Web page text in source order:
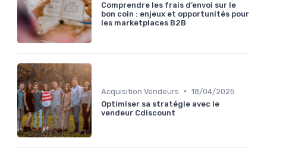
Comprendre les frais d’envoi sur le
bon coin : enjeux et opportunités pour
les marketplaces B2B
Acquisition Vendeurs • 18/04/2025
Optimiser sa stratégie avec le
vendeur Cdiscount